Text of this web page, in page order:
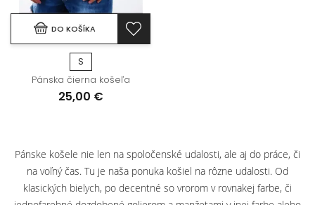
DO KOŠÍKA
S
Pánska čierna košeľa
25,00 €
Pánske košele nie len na spoločenské udalosti, ale aj do práce, či
na voľný čas. Tu je naša ponuka košiel na rôzne udalosti. Od
klasických bielych, po decentné so vrorom v rovnakej farbe, či